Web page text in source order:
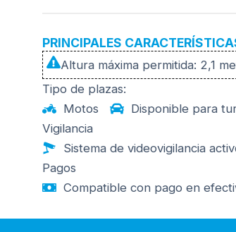
PRINCIPALES
Altura máxima permitida: 2,1
Tipo de plazas:
Motos
Disponible para
Vigilancia
Sistema de videovigilancia
Pagos
Compatible con pago en